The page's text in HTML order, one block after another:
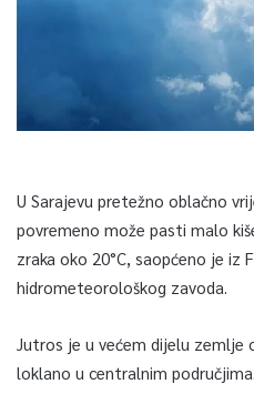
U Sarajevu pretežno oblačno
povremeno može pasti malo
zraka oko 20°C, saopćeno je iz
hidrometeorološkog zavoda.
Jutros je u većem dijelu zemlje
loklano u centralnim